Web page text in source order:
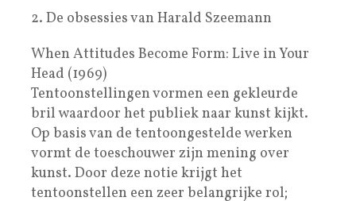
2. De obsessies van Harald Szeemann
When Attitudes Become Form: Live in Your
Head (1969)
Tentoonstellingen vormen een gekleurde
bril waardoor het publiek naar kunst kijkt.
Op basis van de tentoongestelde werken
vormt de toeschouwer zijn mening over
kunst. Door deze notie krijgt het
tentoonstellen een zeer belangrijke rol;